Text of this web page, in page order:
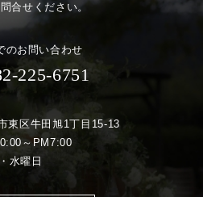
合せください。
のお問い合わせ
225-6751
東区牛田旭1丁目15-13
～PM7:00
水曜日